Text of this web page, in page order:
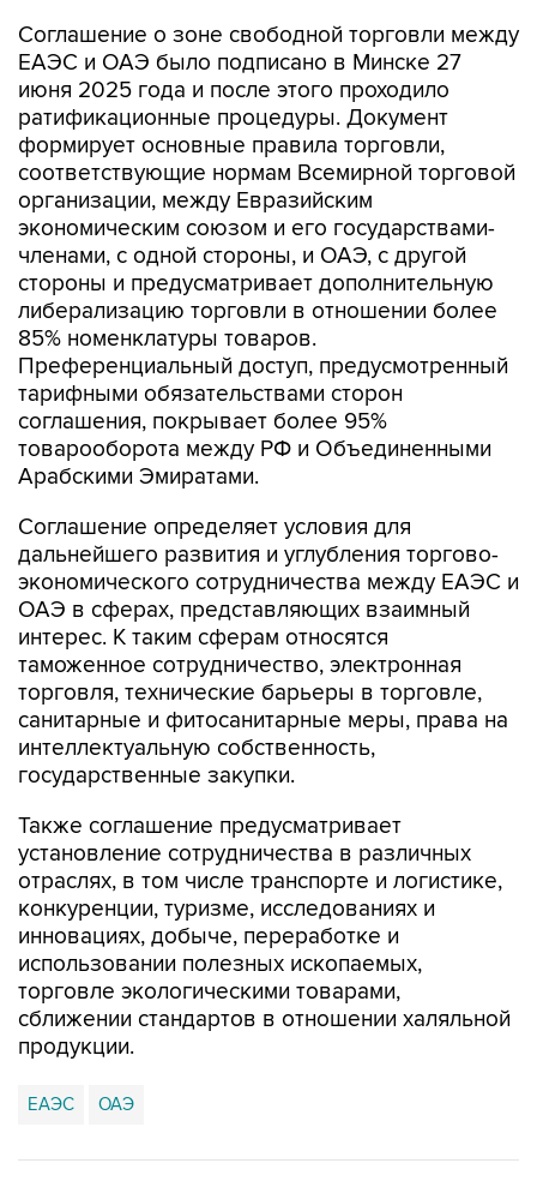
Соглашение о зоне свободной торговли между
ЕАЭС и ОАЭ было подписано в Минске 27
июня 2025 года и после этого проходило
ратификационные процедуры. Документ
формирует основные правила торговли,
соответствующие нормам Всемирной торговой
организации, между Евразийским
экономическим союзом и его государствами-
членами, с одной стороны, и ОАЭ, с другой
стороны и предусматривает дополнительную
либерализацию торговли в отношении более
85% номенклатуры товаров.
Преференциальный доступ, предусмотренный
тарифными обязательствами сторон
соглашения, покрывает более 95%
товарооборота между РФ и Объединенными
Арабскими Эмиратами.
Соглашение определяет условия для
дальнейшего развития и углубления торгово-
экономического сотрудничества между ЕАЭС и
ОАЭ в сферах, представляющих взаимный
интерес. К таким сферам относятся
таможенное сотрудничество, электронная
торговля, технические барьеры в торговле,
санитарные и фитосанитарные меры, права на
интеллектуальную собственность,
государственные закупки.
Также соглашение предусматривает
установление сотрудничества в различных
отраслях, в том числе транспорте и логистике,
конкуренции, туризме, исследованиях и
инновациях, добыче, переработке и
использовании полезных ископаемых,
торговле экологическими товарами,
сближении стандартов в отношении халяльной
продукции.
ЕАЭС ОАЭ